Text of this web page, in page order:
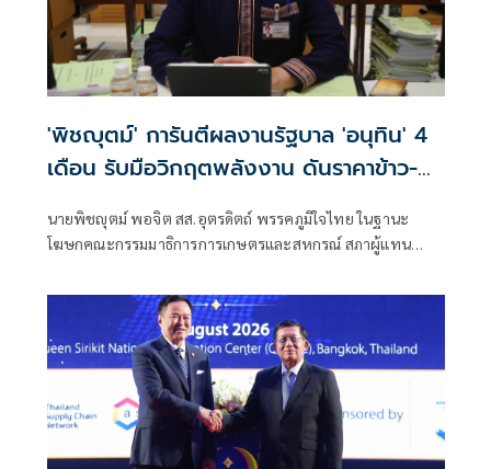
'พิชญุตม์' การันตีผลงานรัฐบาล 'อนุทิน' 4
เดือน รับมือวิกฤตพลังงาน ดันราคาข้าว-
ช่วยลดต้นทุน-ขยายตลาดโลก
นายพิชญุตม์ พอจิต สส.อุตรดิตถ์ พรรคภูมิใจไทย ในฐานะ
โฆษกคณะกรรมมาธิการการเกษตรและสหกรณ์ สภาผู้แทน
รัฐบาลภายใต้การนำของนายอนุทิน ชาญวีรกูล นายกรัฐมนตรี
เข้าบริหารประเทศ 4 เดือน สามารถรับมือกับวิกฤตพลังงาน
และสงครามตะวันออกกลางได้ดี ส่งผลให้ราคาสินค้าเกษตร
หลักปรับตัวสูงขึ้น